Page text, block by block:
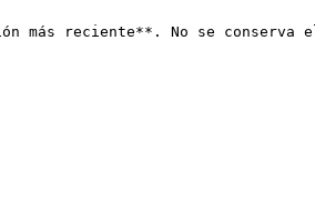
más reciente**. No se